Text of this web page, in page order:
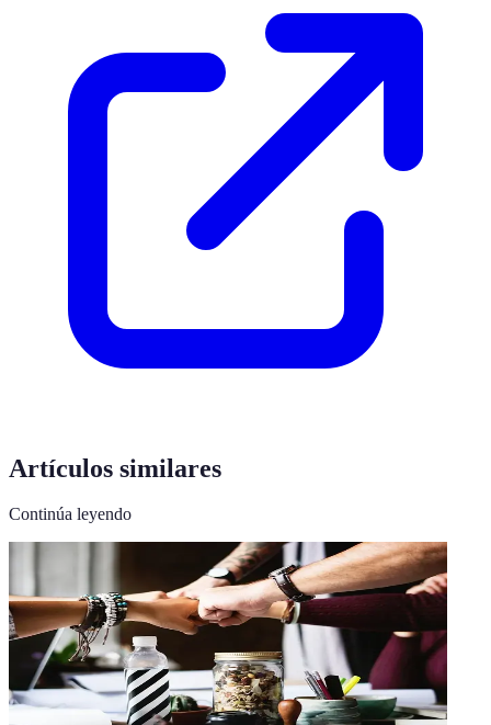
Artículos similares
Continúa leyendo